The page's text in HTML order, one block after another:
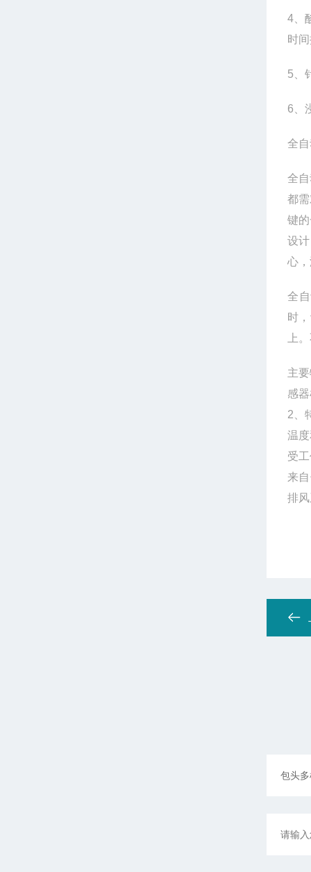
4
时
5
6
全
全
都
键
设
心
全
时
上
主
感
2
温
受
来
排